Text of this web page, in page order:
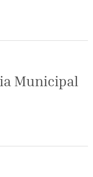
Municipal